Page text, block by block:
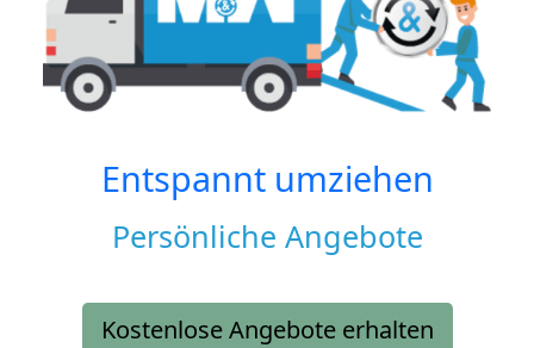
Entspannt umziehen
Persönliche Angebote
Kostenlose Angebote erhalten